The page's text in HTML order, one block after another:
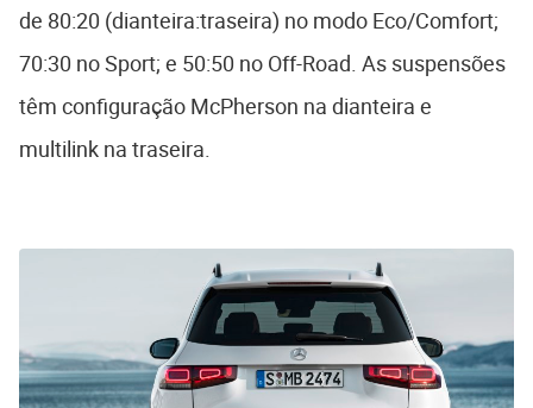
de 80:20 (dianteira:traseira) no modo Eco/Comfort;
70:30 no Sport; e 50:50 no Off-Road. As suspensões
têm configuração McPherson na dianteira e
multilink na traseira.